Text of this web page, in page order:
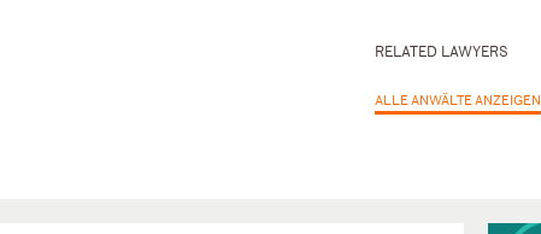
RELATED LAWYERS
ALLE ANWÄLTE ANZEIGEN